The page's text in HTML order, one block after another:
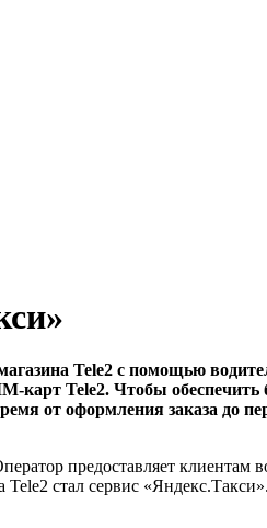
Tele2 с помощью
карт Tele2. Чтобы
от оформления заказа до
предоставляет клиентам
стал сервис